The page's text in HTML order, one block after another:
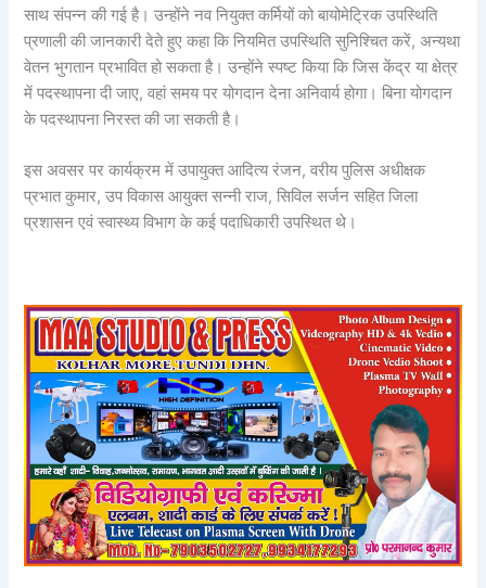
साथ संपन्न की गई है। उन्होंने नव नियुक्त कर्मियों को बायोमेट्रिक उपस्थिति
प्रणाली की जानकारी देते हुए कहा कि नियमित उपस्थिति सुनिश्चित करें, अन्यथा
वेतन भुगतान प्रभावित हो सकता है। उन्होंने स्पष्ट किया कि जिस केंद्र या क्षेत्र
में पदस्थापना दी जाए, वहां समय पर योगदान देना अनिवार्य होगा। बिना योगदान
के पदस्थापना निरस्त की जा सकती है।
इस अवसर पर कार्यक्रम में उपायुक्त आदित्य रंजन, वरीय पुलिस अधीक्षक
प्रभात कुमार, उप विकास आयुक्त सन्नी राज, सिविल सर्जन सहित जिला
प्रशासन एवं स्वास्थ्य विभाग के कई पदाधिकारी उपस्थित थे।